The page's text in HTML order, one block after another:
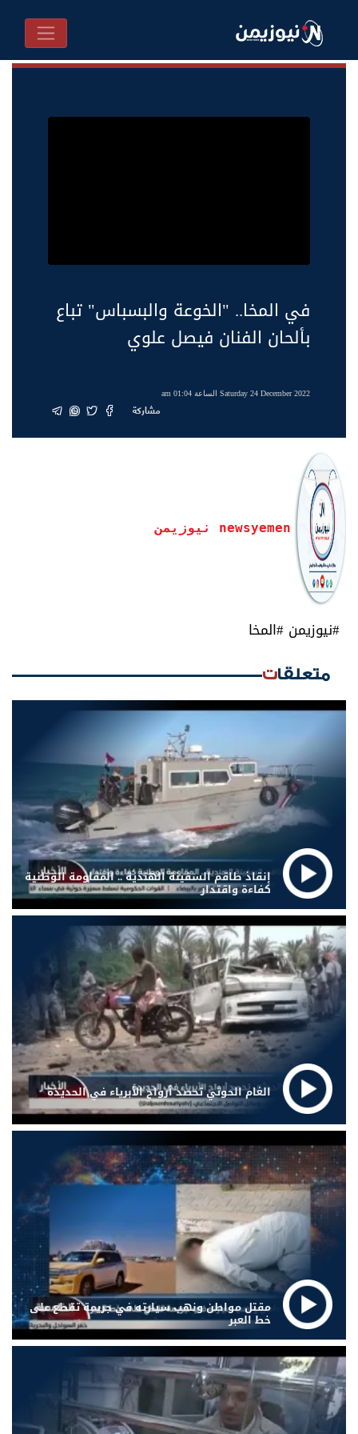
في المخا.. "الخوعة والبسباس" تباع
بألحان الفنان فيصل علوي
Saturday 24 December 2022 الساعة 01:04 am
مشاركة
newsyemen نيوزيمن
#نيوزيمن #المخا
متعلقات
إنقاذ طاقم السفينة الهندية .. المقاومة الوطنية
كفاءة واقتدار
الغام الحوثي تحصد أرواح الأبرياء في الحديدة
مقتل مواطن ونهب سيارته في جريمة تقطع على
خط العبر